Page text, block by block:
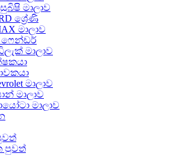
මාලාව
ශ්‍රේණි
මාලාව
ෆෙන්ඩර්
මාලාව
මාලාව
මාලාව
මාලාව
පුවත්